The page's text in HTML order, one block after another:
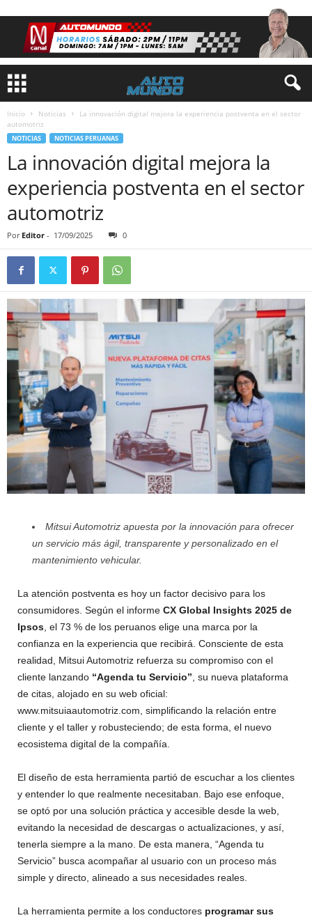
Inicio Noticias
La innovación digital mejora la experiencia postventa en el sector
automotriz
NOTICIAS NOTICIAS PERUANAS
La innovación digital mejora la
experiencia postventa en el sector
automotriz
Por Editor - 17/09/2025 0
Mitsui Automotriz apuesta por la innovación para ofrecer
un servicio más ágil, transparente y personalizado en el
mantenimiento vehicular.
La atención postventa es hoy un factor decisivo para los
consumidores. Según el informe CX Global Insights 2025 de
Ipsos, el 73 % de los peruanos elige una marca por la
confianza en la experiencia que recibirá. Consciente de esta
realidad, Mitsui Automotriz refuerza su compromiso con el
cliente lanzando “Agenda tu Servicio”, su nueva plataforma
de citas, alojado en su web oficial:
www.mitsuiaautomotriz.com, simplificando la relación entre
cliente y el taller y robusteciendo; de esta forma, el nuevo
ecosistema digital de la compañía.
El diseño de esta herramienta partió de escuchar a los clientes
y entender lo que realmente necesitaban. Bajo ese enfoque,
se optó por una solución práctica y accesible desde la web,
evitando la necesidad de descargas o actualizaciones, y así,
tenerla siempre a la mano. De esta manera, “Agenda tu
Servicio” busca acompañar al usuario con un proceso más
simple y directo, alineado a sus necesidades reales.
La herramienta permite a los conductores programar sus